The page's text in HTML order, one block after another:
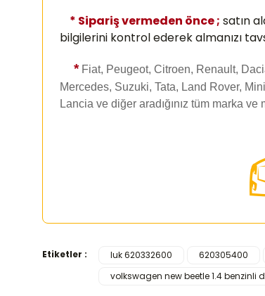
* Sipariş vermeden önce ; satın
bilgilerini kontrol ederek almanızı
*Fiat, Peugeot, Citroen, Renault,
Mercedes, Suzuki, Tata, Land Rover,
Lancia ve diğer aradığınız tüm marka
Bu ürünün fiyat bilgisi, resim, ürün
Görüş ve önerileriniz için teşekkür ederiz.
Etiketler : luk 620332600 620305400
volkswagen new beetle 1.4 benzinli